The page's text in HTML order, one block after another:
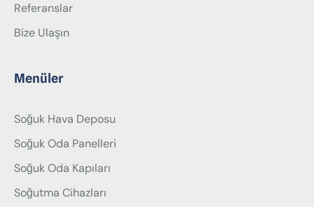
Referanslar
Bize Ulaşın
Menüler
Soğuk Hava Deposu
Soğuk Oda Panelleri
Soğuk Oda Kapıları
Soğutma Cihazları